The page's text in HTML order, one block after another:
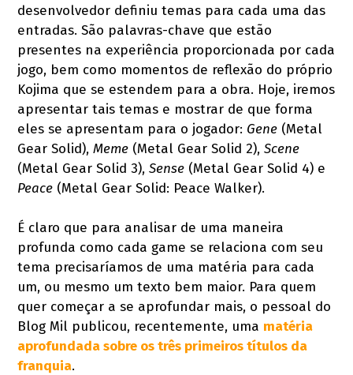
desenvolvedor definiu temas para cada uma das
entradas. São palavras-chave que estão
presentes na experiência proporcionada por cada
jogo, bem como momentos de reflexão do próprio
Kojima que se estendem para a obra. Hoje, iremos
apresentar tais temas e mostrar de que forma
eles se apresentam para o jogador: Gene (Metal
Gear Solid),Meme (Metal Gear Solid 2),Scene
(Metal Gear Solid 3),Sense (Metal Gear Solid 4) e
Peace (Metal Gear Solid: Peace Walker).
É claro que para analisar de uma maneira
profunda como cada game se relaciona com seu
tema precisaríamos de uma matéria para cada
um, ou mesmo um texto bem maior. Para quem
quer começar a se aprofundar mais, o pessoal do
Blog Mil publicou, recentemente, uma matéria
aprofundada sobre os três primeiros títulos da
franquia.